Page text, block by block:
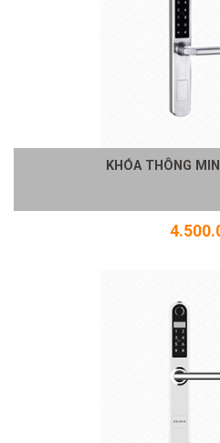
KHÓA THÔNG